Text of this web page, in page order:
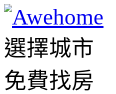
選擇城市
免費找房